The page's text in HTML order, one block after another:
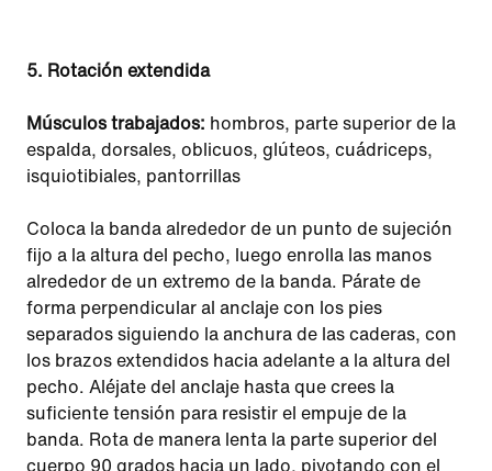
5. Rotación extendida
Músculos trabajados: hombros, parte superior de la
espalda, dorsales, oblicuos, glúteos, cuádriceps,
isquiotibiales, pantorrillas
Coloca la banda alrededor de un punto de sujeción
fijo a la altura del pecho, luego enrolla las manos
alrededor de un extremo de la banda. Párate de
forma perpendicular al anclaje con los pies
separados siguiendo la anchura de las caderas, con
los brazos extendidos hacia adelante a la altura del
pecho. Aléjate del anclaje hasta que crees la
suficiente tensión para resistir el empuje de la
banda. Rota de manera lenta la parte superior del
cuerpo 90 grados hacia un lado, pivotando con el